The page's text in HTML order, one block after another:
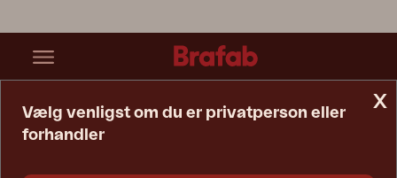
x
Vælg venligst om du er privatperson eller
forhandler